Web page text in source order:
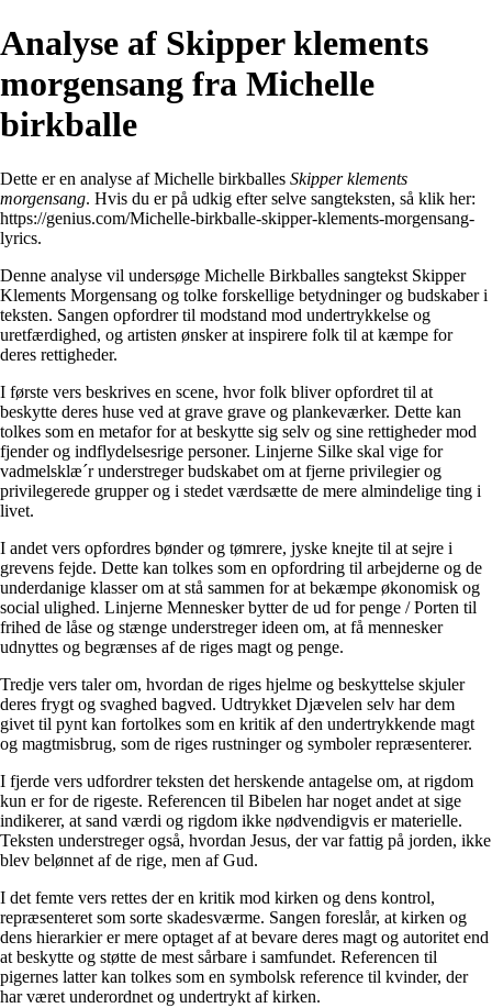
Analyse af Skipper klements
morgensang fra Michelle
birkballe
Dette er en analyse af Michelle birkballes Skipper klements
morgensang. Hvis du er på udkig efter selve sangteksten, så klik her:
https://genius.com/Michelle-birkballe-skipper-klements-morgensang-
lyrics.
Denne analyse vil undersøge Michelle Birkballes sangtekst Skipper
Klements Morgensang og tolke forskellige betydninger og budskaber i
teksten. Sangen opfordrer til modstand mod undertrykkelse og
uretfærdighed, og artisten ønsker at inspirere folk til at kæmpe for
deres rettigheder.
I første vers beskrives en scene, hvor folk bliver opfordret til at
beskytte deres huse ved at grave grave og plankeværker. Dette kan
tolkes som en metafor for at beskytte sig selv og sine rettigheder mod
fjender og indflydelsesrige personer. Linjerne Silke skal vige for
vadmelsklæ´r understreger budskabet om at fjerne privilegier og
privilegerede grupper og i stedet værdsætte de mere almindelige ting i
livet.
I andet vers opfordres bønder og tømrere, jyske knejte til at sejre i
grevens fejde. Dette kan tolkes som en opfordring til arbejderne og de
underdanige klasser om at stå sammen for at bekæmpe økonomisk og
social ulighed. Linjerne Mennesker bytter de ud for penge / Porten til
frihed de låse og stænge understreger ideen om, at få mennesker
udnyttes og begrænses af de riges magt og penge.
Tredje vers taler om, hvordan de riges hjelme og beskyttelse skjuler
deres frygt og svaghed bagved. Udtrykket Djævelen selv har dem
givet til pynt kan fortolkes som en kritik af den undertrykkende magt
og magtmisbrug, som de riges rustninger og symboler repræsenterer.
I fjerde vers udfordrer teksten det herskende antagelse om, at rigdom
kun er for de rigeste. Referencen til Bibelen har noget andet at sige
indikerer, at sand værdi og rigdom ikke nødvendigvis er materielle.
Teksten understreger også, hvordan Jesus, der var fattig på jorden, ikke
blev belønnet af de rige, men af Gud.
I det femte vers rettes der en kritik mod kirken og dens kontrol,
repræsenteret som sorte skadesværme. Sangen foreslår, at kirken og
dens hierarkier er mere optaget af at bevare deres magt og autoritet end
at beskytte og støtte de mest sårbare i samfundet. Referencen til
pigernes latter kan tolkes som en symbolsk reference til kvinder, der
har været underordnet og undertrykt af kirken.